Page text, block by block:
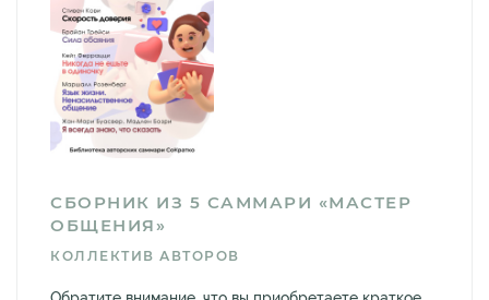
СБОРНИК ИЗ 5 САММАРИ «МАСТЕР
ОБЩЕНИЯ»
КОЛЛЕКТИВ АВТОРОВ